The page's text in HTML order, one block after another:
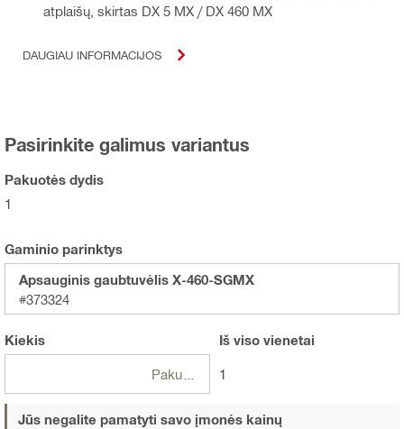
atplaišų, skirtas DX 5 MX / DX 460 MX
DAUGIAU INFORMACIJOS
Pasirinkite galimus variantus
Pakuotės dydis
1
Gaminio parinktys
Apsauginis gaubtuvėlis X-460-SGMX
#373324
Kiekis
Pakuotės
Iš visovienetai
1
Jūs negalite pamatyti savo įmonės kainų